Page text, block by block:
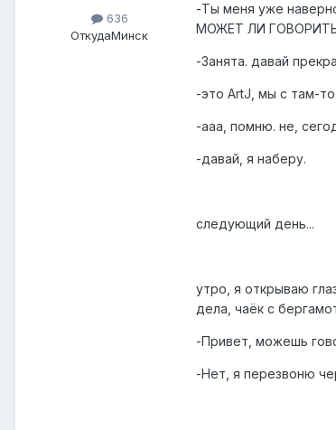
636
ОткудаМинск
-Ты меня уже
МОЖЕТ ЛИ
-Занята. давай
-это ArtJ, мы с там-
-ааа, помню. не,
-давай, я наберу.
следующий день...
утро, я открываю
дела, чаёк с
-Привет, можешь
-Нет, я перезвоню